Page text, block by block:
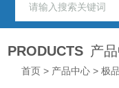
PRODUCTS 产
首页 > 产品中心 >极